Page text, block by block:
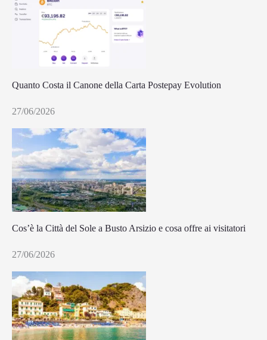
Quanto Costa il Canone della Carta Postepay Evolution
27/06/2026
Cos’è la Città del Sole a Busto Arsizio e cosa offre ai visitatori
27/06/2026